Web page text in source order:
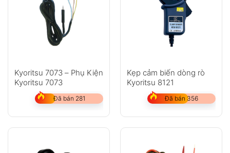
Kyoritsu 7073 – Phụ Kiện
Kyoritsu 7073
Đã bán 281
Kẹp cảm biến dòng rò
Kyoritsu 8121
Đã bán 356